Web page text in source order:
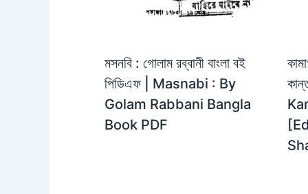
মসনবি : গোলাম রব্বানী বাংলা বই
পিডিএফ | Masnabi : By
Golam Rabbani Bangla
Book PDF